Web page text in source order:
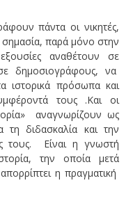
πάντα οι νικητές,
σημασία, παρά μόνο στην
αναθέτουν σε
δημοσιογράφους, να
ιστορικά πρόσωπα και
τους .Και οι
αναγνωρίζουν ως
τη διδασκαλία και την
τους. Είναι η γνωστή
την οποία μετά
η πραγματική